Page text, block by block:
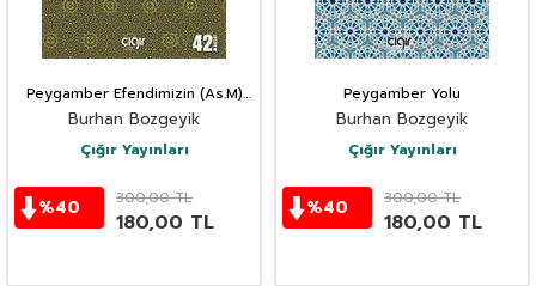
Peygamber Efendimizin (As.M)
Savaşları
Burhan Bozgeyik
Çığır Yayınları
%40 300,00TL
180,00 TL
Peygamber Yolu
Burhan Bozgeyik
Çığır Yayınları
%40 300,00TL
180,00 TL